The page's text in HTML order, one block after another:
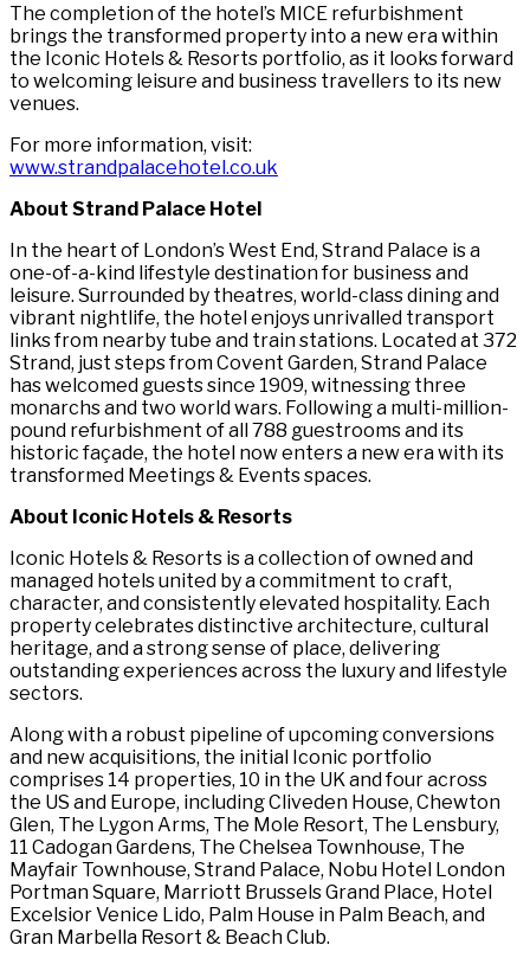
The completion of the hotel’s MICE refurbishment
brings the transformed property into a new era within
the Iconic Hotels & Resorts portfolio, as it looks forward
to welcoming leisure and business travellers to its new
venues.​​​​‌ ‍ ​‍​‍‌‍ ‌ ​‍‌‍‍‌‌‍‌ ‌‍‍‌‌‍ ‍​‍​‍​ ‍‍​‍​‍‌ ​ ‌‍​‌‌‍ ‍‌‍‍‌‌ ‌​‌ ‍‌​‍ ‍‌‍‍‌‌‍ ​‍​‍​‍ ​​‍​‍‌‍‍​‌ ​‍‌‍‌‌‌‍‌‍​‍​‍​ ‍‍​‍​‍‌‍‍​‌ ‌​‌ ‌​‌ ​​‌ ​ ​ ‍‍​‍ ​‍ ‌‍ ​​‍ ‌‌‍​‌‌‍ ‍‌‍‌​​‍ ‌‌ ​‍​‍ ‌‌‍‍​‌‍ ‌ ‌​‌‍‌‌‌‍ ​‌ ​ ​‍ ‌‌ ​ ‌ ‌​‌ ‌‌‌‍‌​‌‍‍‌‌‍ ​‍ ‍‌ ‌‍‌‍‌‌‌ ​‍‌‍​ ‌‍‌‌‌‍ ​​‍ ‍‌‍​‌‌ ​​‌ ​​​‍ ‌‍‍‌‌‍ ‍‌ ‌​‌‍‌‌‌‍ ‍‌ ‌​​‍ ‌‍‌‌‌‍‌​‌‍‍‌‌ ‌​​‍ ‌‍ ‌‌‍ ‌‍‌​‌‍‌‌​ ‌‌ ​​‌ ​‍‌‍‌‌‌ ​ ‌‍‌‌‌‍ ‍‌ ‌​‌‍​‌‌ ‌​‌‍‍‌‌‍ ‌‍ ‍​ ‍ ‌‍‍‌‌‍‌​​ ‌​ ‍​​ ​‌‌‍‌‌​ ‌ ​ ​‍​ ‌‍​ ‌‍​ ​ ​‍ ‌​ ‍​‌‍‌‍​ ​​‌‍‌‍​‍ ‌​ ‌​​ ​​​ ​‌​ ​‌​‍ ‌‌‍​‍​ ‌​​ ​ ‌‍​‍​‍ ‌​ ‍​‌‍‌‍‌‍​ ​ ‍‌​ ‍‌​ ​‍​ ‌ ​ ‌​‌‍​ ‌‍‌‌‌‍‌​‌‍‌​​ ‍ ‌ ‌​‌ ‍‌‌ ​​‌‍‌‌​ ‌‌‍​ ‌‍ ‌ ​‍‌ ​​‌‍ ‌ ​‍‌‍​‌‌ ‌​‌‍‌‌‌‌​​‌‍ ‌ ​ ‌ ‌​​ ‍ ‌ ​​‌‍​‌‌ ‌​‌‍‍​​ ‌‌‍​ ‌‍ ‌‍ ‍‌ ‌​‌‍‌‌‌‍ ‍‌ ‌​​‍‌‌​ ‌‌‌​​‍‌‌ ‌‍‍ ‌‍‌‌‌ ‍‌​‍‌‌​ ​ ‌​‌​​‍‌‌​ ​ ‌​‌​​‍‌‌​ ​‍​ ​‍​ ‌‌​ ‌‌​ ​‌​ ​​​ ‌ ​ ​​​ ‌ ‌‍‌​​ ​‌​ ​ ‌‍​ ​ ‌​​‍‌‌​ ​‍​ ​‍​‍‌‌​ ‌‌‌​‌​​‍ ‍‌‍​ ‌‍‍​‌‍‍‌‌‍ ​‌‍‌​‌ ​‍‌‍‌‌‌‍ ‍​‍‌‌​ ‌‌‌​​‍‌‌ ‌‍‍ ‌‍‌‌‌ ‍‌​‍‌‌​ ​ ‌​‌​​‍‌‌​ ​ ‌​‌​​‍‌‌​ ​‍​ ​‍‌‍​‌‌‍‌‍‌‍‌‌​ ‌‍​ ​‍‌‍‌‍​ ‌‍​ ‌‌​ ​‍​ ​‍​ ‌​‌‍​ ​‍‌‌​ ​‍​ ​‍​‍‌‌​ ‌‌‌​‌​​‍ ‍‌ ‌​‌‍‌‌‌ ‍​‌ ‌​​ ‌‍​‍‌‍​‌‌ ​ ‌‍‌‌‌‌‌‌‌ ​‍‌‍ ​​ ‌‌‍‍​‌ ‌​‌ ‌​‌ ​​‌ ​ ​‍‌‌​ ​ ‌​​‌​‍‌‌​ ​‍‌​‌‍​‍‌‌​ ​‍‌​‌‍‌‍ ​​‍ ‌‌‍​‌‌‍ ‍‌‍‌​​‍ ‌‌ ​‍​‍ ‌‌‍‍​‌‍ ‌ ‌​‌‍‌‌‌‍ ​‌ ​ ​‍ ‌‌ ​ ‌ ‌​‌ ‌‌‌‍‌​‌‍‍‌‌‍ ​‍ ‍‌ ‌‍‌‍‌‌‌ ​‍‌‍​ ‌‍‌‌‌‍ ​​‍ ‍‌‍​‌‌ ​​‌ ​​​‍‌‍‌‍‍‌‌‍‌​​ ‌​ ‍​​ ​‌‌‍‌‌​ ‌ ​ ​‍​ ‌‍​ ‌‍​ ​ ​‍ ‌​ ‍​‌‍‌‍​ ​​‌‍‌‍​‍ ‌​ ‌​​ ​​​ ​‌​ ​‌​‍ ‌‌‍​‍​ ‌​​ ​ ‌‍​‍​‍ ‌​ ‍​‌‍‌‍‌‍​ ​ ‍‌​ ‍‌​ ​‍​ ‌ ​ ‌​‌‍​ ‌‍‌‌‌‍‌​‌‍‌​​‍‌‍‌ ‌​‌ ‍‌‌ ​​‌‍‌‌​ ‌‌‍​ ‌‍ ‌ ​‍‌ ​​‌‍ ‌ ​‍‌‍​‌‌ ‌​‌‍‌‌‌‌​​‌‍ ‌ ​ ‌ ‌​​‍‌‍‌ ​​‌‍​‌‌ ‌​‌‍‍​​ ‌‌‍​ ‌‍ ‌‍ ‍‌ ‌​‌‍‌‌‌‍ ‍‌ ‌​​‍‌‌​ ‌‌‌​​‍‌‌ ‌‍‍ ‌‍‌‌‌ ‍‌​‍‌‌​ ​ ‌​‌​​‍‌‌​ ​ ‌​‌​​‍‌‌​ ​‍​ ​‍​ ‌‌​ ‌‌​ ​‌​ ​​​ ‌ ​ ​​​ ‌ ‌‍‌​​ ​‌​ ​ ‌‍​ ​ ‌​​‍‌‌​ ​‍​ ​‍​‍‌‌​ ‌‌‌​‌​​‍ ‍‌‍​ ‌‍‍​‌‍‍‌‌‍ ​‌‍‌​‌ ​‍‌‍‌‌‌‍ ‍​‍‌‌​ ‌‌‌​​‍‌‌ ‌‍‍ ‌‍‌‌‌ ‍‌​‍‌‌​ ​ ‌​‌​​‍‌‌​ ​ ‌​‌​​‍‌‌​ ​‍​ ​‍‌‍​‌‌‍‌‍‌‍‌‌​ ‌‍​ ​‍‌‍‌‍​ ‌‍​ ‌‌​ ​‍​ ​‍​ ‌​‌‍​ ​‍‌‌​ ​‍​ ​‍​‍‌‌​ ‌‌‌​‌​​‍ ‍‌ ‌​‌‍‌‌‌ ‍​‌ ‌​​‍‌‍‌ ​​‌‍‌‌‌ ​‍‌ ​ ‌ ​​‌‍‌‌‌‍​ ‌ ‌​‌‍‍‌‌ ‌‍‌‍‌‌​ ‌‌ ​​‌ ‌‌‌‍​‍‌‍ ​‌‍‍‌‌ ​ ‌‍‍​‌‍‌‌‌‍‌​​‍​‍‌ ‌
For more information, visit:
www.strandpalacehotel.co.uk​​​​‌ ‍ ​‍​‍‌‍ ‌ ​‍‌‍‍‌‌‍‌ ‌‍‍‌‌‍ ‍​‍​‍​ ‍‍​‍​‍‌ ​ ‌‍​‌‌‍ ‍‌‍‍‌‌ ‌​‌ ‍‌​‍ ‍‌‍‍‌‌‍ ​‍​‍​‍ ​​‍​‍‌‍‍​‌ ​‍‌‍‌‌‌‍‌‍​‍​‍​ ‍‍​‍​‍‌‍‍​‌ ‌​‌ ‌​‌ ​​‌ ​ ​ ‍‍​‍ ​‍ ‌‍ ​​‍ ‌‌‍​‌‌‍ ‍‌‍‌​​‍ ‌‌ ​‍​‍ ‌‌‍‍​‌‍ ‌ ‌​‌‍‌‌‌‍ ​‌ ​ ​‍ ‌‌ ​ ‌ ‌​‌ ‌‌‌‍‌​‌‍‍‌‌‍ ​‍ ‍‌ ‌‍‌‍‌‌‌ ​‍‌‍​ ‌‍‌‌‌‍ ​​‍ ‍‌‍​‌‌ ​​‌ ​​​‍ ‌‍‍‌‌‍ ‍‌ ‌​‌‍‌‌‌‍ ‍‌ ‌​​‍ ‌‍‌‌‌‍‌​‌‍‍‌‌ ‌​​‍ ‌‍ ‌‌‍ ‌‍‌​‌‍‌‌​ ‌‌ ​​‌ ​‍‌‍‌‌‌ ​ ‌‍‌‌‌‍ ‍‌ ‌​‌‍​‌‌ ‌​‌‍‍‌‌‍ ‌‍ ‍​ ‍ ‌‍‍‌‌‍‌​​ ‌​ ‍​​ ​‌‌‍‌‌​ ‌ ​ ​‍​ ‌‍​ ‌‍​ ​ ​‍ ‌​ ‍​‌‍‌‍​ ​​‌‍‌‍​‍ ‌​ ‌​​ ​​​ ​‌​ ​‌​‍ ‌‌‍​‍​ ‌​​ ​ ‌‍​‍​‍ ‌​ ‍​‌‍‌‍‌‍​ ​ ‍‌​ ‍‌​ ​‍​ ‌ ​ ‌​‌‍​ ‌‍‌‌‌‍‌​‌‍‌​​ ‍ ‌ ‌​‌ ‍‌‌ ​​‌‍‌‌​ ‌‌‍​ ‌‍ ‌ ​‍‌ ​​‌‍ ‌ ​‍‌‍​‌‌ ‌​‌‍‌‌‌‌​​‌‍ ‌ ​ ‌ ‌​​ ‍ ‌ ​​‌‍​‌‌ ‌​‌‍‍​​ ‌‌‍​ ‌‍ ‌‍ ‍‌ ‌​‌‍‌‌‌‍ ‍‌ ‌​​‍‌‌​ ‌‌‌​​‍‌‌ ‌‍‍ ‌‍‌‌‌ ‍‌​‍‌‌​ ​ ‌​‌​​‍‌‌​ ​ ‌​‌​​‍‌‌​ ​‍​ ​‍​ ‍‌‌‍‌​​ ‌‍‌‍‌‌​ ‌‍‌‍‌‌​ ​ ‌‍‌‌​ ‌‌‌‍‌‌‌‍‌​‌‍​ ​‍‌‌​ ​‍​ ​‍​‍‌‌​ ‌‌‌​‌​​‍ ‍‌‍​ ‌‍‍​‌‍‍‌‌‍ ​‌‍‌​‌ ​‍‌‍‌‌‌‍ ‍​‍‌‌​ ‌‌‌​​‍‌‌ ‌‍‍ ‌‍‌‌‌ ‍‌​‍‌‌​ ​ ‌​‌​​‍‌‌​ ​ ‌​‌​​‍‌‌​ ​‍​ ​‍‌‍‌‌‌‍‌‌​ ‌‌​ ​‌​ ​ ‌‍‌‍​ ​ ​ ‌‌‌‍‌‌​ ‌​​ ‍‌​ ​‍​‍‌‌​ ​‍​ ​‍​‍‌‌​ ‌‌‌​‌​​‍ ‍‌ ‌​‌‍‌‌‌ ‍​‌ ‌​​ ‌‍​‍‌‍​‌‌ ​ ‌‍‌‌‌‌‌‌‌ ​‍‌‍ ​​ ‌‌‍‍​‌ ‌​‌ ‌​‌ ​​‌ ​ ​‍‌‌​ ​ ‌​​‌​‍‌‌​ ​‍‌​‌‍​‍‌‌​ ​‍‌​‌‍‌‍ ​​‍ ‌‌‍​‌‌‍ ‍‌‍‌​​‍ ‌‌ ​‍​‍ ‌‌‍‍​‌‍ ‌ ‌​‌‍‌‌‌‍ ​‌ ​ ​‍ ‌‌ ​ ‌ ‌​‌ ‌‌‌‍‌​‌‍‍‌‌‍ ​‍ ‍‌ ‌‍‌‍‌‌‌ ​‍‌‍​ ‌‍‌‌‌‍ ​​‍ ‍‌‍​‌‌ ​​‌ ​​​‍‌‍‌‍‍‌‌‍‌​​ ‌​ ‍​​ ​‌‌‍‌‌​ ‌ ​ ​‍​ ‌‍​ ‌‍​ ​ ​‍ ‌​ ‍​‌‍‌‍​ ​​‌‍‌‍​‍ ‌​ ‌​​ ​​​ ​‌​ ​‌​‍ ‌‌‍​‍​ ‌​​ ​ ‌‍​‍​‍ ‌​ ‍​‌‍‌‍‌‍​ ​ ‍‌​ ‍‌​ ​‍​ ‌ ​ ‌​‌‍​ ‌‍‌‌‌‍‌​‌‍‌​​‍‌‍‌ ‌​‌ ‍‌‌ ​​‌‍‌‌​ ‌‌‍​ ‌‍ ‌ ​‍‌ ​​‌‍ ‌ ​‍‌‍​‌‌ ‌​‌‍‌‌‌‌​​‌‍ ‌ ​ ‌ ‌​​‍‌‍‌ ​​‌‍​‌‌ ‌​‌‍‍​​ ‌‌‍​ ‌‍ ‌‍ ‍‌ ‌​‌‍‌‌‌‍ ‍‌ ‌​​‍‌‌​ ‌‌‌​​‍‌‌ ‌‍‍ ‌‍‌‌‌ ‍‌​‍‌‌​ ​ ‌​‌​​‍‌‌​ ​ ‌​‌​​‍‌‌​ ​‍​ ​‍​ ‍‌‌‍‌​​ ‌‍‌‍‌‌​ ‌‍‌‍‌‌​ ​ ‌‍‌‌​ ‌‌‌‍‌‌‌‍‌​‌‍​ ​‍‌‌​ ​‍​ ​‍​‍‌‌​ ‌‌‌​‌​​‍ ‍‌‍​ ‌‍‍​‌‍‍‌‌‍ ​‌‍‌​‌ ​‍‌‍‌‌‌‍ ‍​‍‌‌​ ‌‌‌​​‍‌‌ ‌‍‍ ‌‍‌‌‌ ‍‌​‍‌‌​ ​ ‌​‌​​‍‌‌​ ​ ‌​‌​​‍‌‌​ ​‍​ ​‍‌‍‌‌‌‍‌‌​ ‌‌​ ​‌​ ​ ‌‍‌‍​ ​ ​ ‌‌‌‍‌‌​ ‌​​ ‍‌​ ​‍​‍‌‌​ ​‍​ ​‍​‍‌‌​ ‌‌‌​‌​​‍ ‍‌ ‌​‌‍‌‌‌ ‍​‌ ‌​​‍‌‍‌ ​​‌‍‌‌‌ ​‍‌ ​ ‌ ​​‌‍‌‌‌‍​ ‌ ‌​‌‍‍‌‌ ‌‍‌‍‌‌​ ‌‌ ​​‌ ‌‌‌‍​‍‌‍ ​‌‍‍‌‌ ​ ‌‍‍​‌‍‌‌‌‍‌​​‍​‍‌ ‌
About Strand Palace Hotel​​​​‌ ‍ ​‍​‍‌‍ ‌ ​‍‌‍‍‌‌‍‌ ‌‍‍‌‌‍ ‍​‍​‍​ ‍‍​‍​‍‌ ​ ‌‍​‌‌‍ ‍‌‍‍‌‌ ‌​‌ ‍‌​‍ ‍‌‍‍‌‌‍ ​‍​‍​‍ ​​‍​‍‌‍‍​‌ ​‍‌‍‌‌‌‍‌‍​‍​‍​ ‍‍​‍​‍‌‍‍​‌ ‌​‌ ‌​‌ ​​‌ ​ ​ ‍‍​‍ ​‍ ‌‍ ​​‍ ‌‌‍​‌‌‍ ‍‌‍‌​​‍ ‌‌ ​‍​‍ ‌‌‍‍​‌‍ ‌ ‌​‌‍‌‌‌‍ ​‌ ​ ​‍ ‌‌ ​ ‌ ‌​‌ ‌‌‌‍‌​‌‍‍‌‌‍ ​‍ ‍‌ ‌‍‌‍‌‌‌ ​‍‌‍​ ‌‍‌‌‌‍ ​​‍ ‍‌‍​‌‌ ​​‌ ​​​‍ ‌‍‍‌‌‍ ‍‌ ‌​‌‍‌‌‌‍ ‍‌ ‌​​‍ ‌‍‌‌‌‍‌​‌‍‍‌‌ ‌​​‍ ‌‍ ‌‌‍ ‌‍‌​‌‍‌‌​ ‌‌ ​​‌ ​‍‌‍‌‌‌ ​ ‌‍‌‌‌‍ ‍‌ ‌​‌‍​‌‌ ‌​‌‍‍‌‌‍ ‌‍ ‍​ ‍ ‌‍‍‌‌‍‌​​ ‌​ ‍​​ ​‌‌‍‌‌​ ‌ ​ ​‍​ ‌‍​ ‌‍​ ​ ​‍ ‌​ ‍​‌‍‌‍​ ​​‌‍‌‍​‍ ‌​ ‌​​ ​​​ ​‌​ ​‌​‍ ‌‌‍​‍​ ‌​​ ​ ‌‍​‍​‍ ‌​ ‍​‌‍‌‍‌‍​ ​ ‍‌​ ‍‌​ ​‍​ ‌ ​ ‌​‌‍​ ‌‍‌‌‌‍‌​‌‍‌​​ ‍ ‌ ‌​‌ ‍‌‌ ​​‌‍‌‌​ ‌‌‍​ ‌‍ ‌ ​‍‌ ​​‌‍ ‌ ​‍‌‍​‌‌ ‌​‌‍‌‌‌‌​​‌‍ ‌ ​ ‌ ‌​​ ‍ ‌ ​​‌‍​‌‌ ‌​‌‍‍​​ ‌‌‍​ ‌‍ ‌‍ ‍‌ ‌​‌‍‌‌‌‍ ‍‌ ‌​​‍‌‌​ ‌‌‌​​‍‌‌ ‌‍‍ ‌‍‌‌‌ ‍‌​‍‌‌​ ​ ‌​‌​​‍‌‌​ ​ ‌​‌​​‍‌‌​ ​‍​ ​‍​ ​‍​ ​ ‌‍​‍‌‍​‍​ ‍‌‌‍‌​​ ‌‍​ ‍​​ ‍‌‌‍​‍​ ‌‍​ ‌ ​‍‌‌​ ​‍​ ​‍​‍‌‌​ ‌‌‌​‌​​‍ ‍‌‍​ ‌‍‍​‌‍‍‌‌‍ ​‌‍‌​‌ ​‍‌‍‌‌‌‍ ‍​‍‌‌​ ‌‌‌​​‍‌‌ ‌‍‍ ‌‍‌‌‌ ‍‌​‍‌‌​ ​ ‌​‌​​‍‌‌​ ​ ‌​‌​​‍‌‌​ ​‍​ ​‍​ ​‌​ ‍​​ ‌‍​ ‌‌​ ‌​‌‍​‌​ ‌​‌‍‌‌​ ‍‌‌‍‌‌​ ​ ​ ​​​‍‌‌​ ​‍​ ​‍​‍‌‌​ ‌‌‌​‌​​‍ ‍‌ ‌​‌‍‌‌‌ ‍​‌ ‌​​ ‌‍​‍‌‍​‌‌ ​ ‌‍‌‌‌‌‌‌‌ ​‍‌‍ ​​ ‌‌‍‍​‌ ‌​‌ ‌​‌ ​​‌ ​ ​‍‌‌​ ​ ‌​​‌​‍‌‌​ ​‍‌​‌‍​‍‌‌​ ​‍‌​‌‍‌‍ ​​‍ ‌‌‍​‌‌‍ ‍‌‍‌​​‍ ‌‌ ​‍​‍ ‌‌‍‍​‌‍ ‌ ‌​‌‍‌‌‌‍ ​‌ ​ ​‍ ‌‌ ​ ‌ ‌​‌ ‌‌‌‍‌​‌‍‍‌‌‍ ​‍ ‍‌ ‌‍‌‍‌‌‌ ​‍‌‍​ ‌‍‌‌‌‍ ​​‍ ‍‌‍​‌‌ ​​‌ ​​​‍‌‍‌‍‍‌‌‍‌​​ ‌​ ‍​​ ​‌‌‍‌‌​ ‌ ​ ​‍​ ‌‍​ ‌‍​ ​ ​‍ ‌​ ‍​‌‍‌‍​ ​​‌‍‌‍​‍ ‌​ ‌​​ ​​​ ​‌​ ​‌​‍ ‌‌‍​‍​ ‌​​ ​ ‌‍​‍​‍ ‌​ ‍​‌‍‌‍‌‍​ ​ ‍‌​ ‍‌​ ​‍​ ‌ ​ ‌​‌‍​ ‌‍‌‌‌‍‌​‌‍‌​​‍‌‍‌ ‌​‌ ‍‌‌ ​​‌‍‌‌​ ‌‌‍​ ‌‍ ‌ ​‍‌ ​​‌‍ ‌ ​‍‌‍​‌‌ ‌​‌‍‌‌‌‌​​‌‍ ‌ ​ ‌ ‌​​‍‌‍‌ ​​‌‍​‌‌ ‌​‌‍‍​​ ‌‌‍​ ‌‍ ‌‍ ‍‌ ‌​‌‍‌‌‌‍ ‍‌ ‌​​‍‌‌​ ‌‌‌​​‍‌‌ ‌‍‍ ‌‍‌‌‌ ‍‌​‍‌‌​ ​ ‌​‌​​‍‌‌​ ​ ‌​‌​​‍‌‌​ ​‍​ ​‍​ ​‍​ ​ ‌‍​‍‌‍​‍​ ‍‌‌‍‌​​ ‌‍​ ‍​​ ‍‌‌‍​‍​ ‌‍​ ‌ ​‍‌‌​ ​‍​ ​‍​‍‌‌​ ‌‌‌​‌​​‍ ‍‌‍​ ‌‍‍​‌‍‍‌‌‍ ​‌‍‌​‌ ​‍‌‍‌‌‌‍ ‍​‍‌‌​ ‌‌‌​​‍‌‌ ‌‍‍ ‌‍‌‌‌ ‍‌​‍‌‌​ ​ ‌​‌​​‍‌‌​ ​ ‌​‌​​‍‌‌​ ​‍​ ​‍​ ​‌​ ‍​​ ‌‍​ ‌‌​ ‌​‌‍​‌​ ‌​‌‍‌‌​ ‍‌‌‍‌‌​ ​ ​ ​​​‍‌‌​ ​‍​ ​‍​‍‌‌​ ‌‌‌​‌​​‍ ‍‌ ‌​‌‍‌‌‌ ‍​‌ ‌​​‍‌‍‌ ​​‌‍‌‌‌ ​‍‌ ​ ‌ ​​‌‍‌‌‌‍​ ‌ ‌​‌‍‍‌‌ ‌‍‌‍‌‌​ ‌‌ ​​‌ ‌‌‌‍​‍‌‍ ​‌‍‍‌‌ ​ ‌‍‍​‌‍‌‌‌‍‌​​‍​‍‌ ‌
In the heart of London’s West End, Strand Palace is a
one-of-a-kind lifestyle destination for business and
leisure. Surrounded by theatres, world-class dining and
vibrant nightlife, the hotel enjoys unrivalled transport
links from nearby tube and train stations. Located at 372
Strand, just steps from Covent Garden, Strand Palace
has welcomed guests since 1909, witnessing three
monarchs and two world wars. Following a multi-million-
pound refurbishment of all 788 guestrooms and its
historic façade, the hotel now enters a new era with its
transformed Meetings & Events spaces.​​​​‌ ‍ ​‍​‍‌‍ ‌ ​‍‌‍‍‌‌‍‌ ‌‍‍‌‌‍ ‍​‍​‍​ ‍‍​‍​‍‌ ​ ‌‍​‌‌‍ ‍‌‍‍‌‌ ‌​‌ ‍‌​‍ ‍‌‍‍‌‌‍ ​‍​‍​‍ ​​‍​‍‌‍‍​‌ ​‍‌‍‌‌‌‍‌‍​‍​‍​ ‍‍​‍​‍‌‍‍​‌ ‌​‌ ‌​‌ ​​‌ ​ ​ ‍‍​‍ ​‍ ‌‍ ​​‍ ‌‌‍​‌‌‍ ‍‌‍‌​​‍ ‌‌ ​‍​‍ ‌‌‍‍​‌‍ ‌ ‌​‌‍‌‌‌‍ ​‌ ​ ​‍ ‌‌ ​ ‌ ‌​‌ ‌‌‌‍‌​‌‍‍‌‌‍ ​‍ ‍‌ ‌‍‌‍‌‌‌ ​‍‌‍​ ‌‍‌‌‌‍ ​​‍ ‍‌‍​‌‌ ​​‌ ​​​‍ ‌‍‍‌‌‍ ‍‌ ‌​‌‍‌‌‌‍ ‍‌ ‌​​‍ ‌‍‌‌‌‍‌​‌‍‍‌‌ ‌​​‍ ‌‍ ‌‌‍ ‌‍‌​‌‍‌‌​ ‌‌ ​​‌ ​‍‌‍‌‌‌ ​ ‌‍‌‌‌‍ ‍‌ ‌​‌‍​‌‌ ‌​‌‍‍‌‌‍ ‌‍ ‍​ ‍ ‌‍‍‌‌‍‌​​ ‌​ ‍​​ ​‌‌‍‌‌​ ‌ ​ ​‍​ ‌‍​ ‌‍​ ​ ​‍ ‌​ ‍​‌‍‌‍​ ​​‌‍‌‍​‍ ‌​ ‌​​ ​​​ ​‌​ ​‌​‍ ‌‌‍​‍​ ‌​​ ​ ‌‍​‍​‍ ‌​ ‍​‌‍‌‍‌‍​ ​ ‍‌​ ‍‌​ ​‍​ ‌ ​ ‌​‌‍​ ‌‍‌‌‌‍‌​‌‍‌​​ ‍ ‌ ‌​‌ ‍‌‌ ​​‌‍‌‌​ ‌‌‍​ ‌‍ ‌ ​‍‌ ​​‌‍ ‌ ​‍‌‍​‌‌ ‌​‌‍‌‌‌‌​​‌‍ ‌ ​ ‌ ‌​​ ‍ ‌ ​​‌‍​‌‌ ‌​‌‍‍​​ ‌‌‍​ ‌‍ ‌‍ ‍‌ ‌​‌‍‌‌‌‍ ‍‌ ‌​​‍‌‌​ ‌‌‌​​‍‌‌ ‌‍‍ ‌‍‌‌‌ ‍‌​‍‌‌​ ​ ‌​‌​​‍‌‌​ ​ ‌​‌​​‍‌‌​ ​‍​ ​‍​ ‍​​ ​​​ ‍​​ ​‌‌‍‌‌‌‍​‍​ ‌‌‌‍​ ​ ‍​​ ‌ ‌‍‌​​ ‍‌​‍‌‌​ ​‍​ ​‍​‍‌‌​ ‌‌‌​‌​​‍ ‍‌‍​ ‌‍‍​‌‍‍‌‌‍ ​‌‍‌​‌ ​‍‌‍‌‌‌‍ ‍​‍‌‌​ ‌‌‌​​‍‌‌ ‌‍‍ ‌‍‌‌‌ ‍‌​‍‌‌​ ​ ‌​‌​​‍‌‌​ ​ ‌​‌​​‍‌‌​ ​‍​ ​‍‌‍​‍​ ‍‌​ ​‍‌‍‌‍‌‍‌‌​ ​‌​ ‌​​ ‌‌‌‍‌‌​ ‍‌‌‍‌‌​ ​‍​‍‌‌​ ​‍​ ​‍​‍‌‌​ ‌‌‌​‌​​‍ ‍‌ ‌​‌‍‌‌‌ ‍​‌ ‌​​ ‌‍​‍‌‍​‌‌ ​ ‌‍‌‌‌‌‌‌‌ ​‍‌‍ ​​ ‌‌‍‍​‌ ‌​‌ ‌​‌ ​​‌ ​ ​‍‌‌​ ​ ‌​​‌​‍‌‌​ ​‍‌​‌‍​‍‌‌​ ​‍‌​‌‍‌‍ ​​‍ ‌‌‍​‌‌‍ ‍‌‍‌​​‍ ‌‌ ​‍​‍ ‌‌‍‍​‌‍ ‌ ‌​‌‍‌‌‌‍ ​‌ ​ ​‍ ‌‌ ​ ‌ ‌​‌ ‌‌‌‍‌​‌‍‍‌‌‍ ​‍ ‍‌ ‌‍‌‍‌‌‌ ​‍‌‍​ ‌‍‌‌‌‍ ​​‍ ‍‌‍​‌‌ ​​‌ ​​​‍‌‍‌‍‍‌‌‍‌​​ ‌​ ‍​​ ​‌‌‍‌‌​ ‌ ​ ​‍​ ‌‍​ ‌‍​ ​ ​‍ ‌​ ‍​‌‍‌‍​ ​​‌‍‌‍​‍ ‌​ ‌​​ ​​​ ​‌​ ​‌​‍ ‌‌‍​‍​ ‌​​ ​ ‌‍​‍​‍ ‌​ ‍​‌‍‌‍‌‍​ ​ ‍‌​ ‍‌​ ​‍​ ‌ ​ ‌​‌‍​ ‌‍‌‌‌‍‌​‌‍‌​​‍‌‍‌ ‌​‌ ‍‌‌ ​​‌‍‌‌​ ‌‌‍​ ‌‍ ‌ ​‍‌ ​​‌‍ ‌ ​‍‌‍​‌‌ ‌​‌‍‌‌‌‌​​‌‍ ‌ ​ ‌ ‌​​‍‌‍‌ ​​‌‍​‌‌ ‌​‌‍‍​​ ‌‌‍​ ‌‍ ‌‍ ‍‌ ‌​‌‍‌‌‌‍ ‍‌ ‌​​‍‌‌​ ‌‌‌​​‍‌‌ ‌‍‍ ‌‍‌‌‌ ‍‌​‍‌‌​ ​ ‌​‌​​‍‌‌​ ​ ‌​‌​​‍‌‌​ ​‍​ ​‍​ ‍​​ ​​​ ‍​​ ​‌‌‍‌‌‌‍​‍​ ‌‌‌‍​ ​ ‍​​ ‌ ‌‍‌​​ ‍‌​‍‌‌​ ​‍​ ​‍​‍‌‌​ ‌‌‌​‌​​‍ ‍‌‍​ ‌‍‍​‌‍‍‌‌‍ ​‌‍‌​‌ ​‍‌‍‌‌‌‍ ‍​‍‌‌​ ‌‌‌​​‍‌‌ ‌‍‍ ‌‍‌‌‌ ‍‌​‍‌‌​ ​ ‌​‌​​‍‌‌​ ​ ‌​‌​​‍‌‌​ ​‍​ ​‍‌‍​‍​ ‍‌​ ​‍‌‍‌‍‌‍‌‌​ ​‌​ ‌​​ ‌‌‌‍‌‌​ ‍‌‌‍‌‌​ ​‍​‍‌‌​ ​‍​ ​‍​‍‌‌​ ‌‌‌​‌​​‍ ‍‌ ‌​‌‍‌‌‌ ‍​‌ ‌​​‍‌‍‌ ​​‌‍‌‌‌ ​‍‌ ​ ‌ ​​‌‍‌‌‌‍​ ‌ ‌​‌‍‍‌‌ ‌‍‌‍‌‌​ ‌‌ ​​‌ ‌‌‌‍​‍‌‍ ​‌‍‍‌‌ ​ ‌‍‍​‌‍‌‌‌‍‌​​‍​‍‌ ‌
About Iconic Hotels & Resorts​​​​‌ ‍ ​‍​‍‌‍ ‌ ​‍‌‍‍‌‌‍‌ ‌‍‍‌‌‍ ‍​‍​‍​ ‍‍​‍​‍‌ ​ ‌‍​‌‌‍ ‍‌‍‍‌‌ ‌​‌ ‍‌​‍ ‍‌‍‍‌‌‍ ​‍​‍​‍ ​​‍​‍‌‍‍​‌ ​‍‌‍‌‌‌‍‌‍​‍​‍​ ‍‍​‍​‍‌‍‍​‌ ‌​‌ ‌​‌ ​​‌ ​ ​ ‍‍​‍ ​‍ ‌‍ ​​‍ ‌‌‍​‌‌‍ ‍‌‍‌​​‍ ‌‌ ​‍​‍ ‌‌‍‍​‌‍ ‌ ‌​‌‍‌‌‌‍ ​‌ ​ ​‍ ‌‌ ​ ‌ ‌​‌ ‌‌‌‍‌​‌‍‍‌‌‍ ​‍ ‍‌ ‌‍‌‍‌‌‌ ​‍‌‍​ ‌‍‌‌‌‍ ​​‍ ‍‌‍​‌‌ ​​‌ ​​​‍ ‌‍‍‌‌‍ ‍‌ ‌​‌‍‌‌‌‍ ‍‌ ‌​​‍ ‌‍‌‌‌‍‌​‌‍‍‌‌ ‌​​‍ ‌‍ ‌‌‍ ‌‍‌​‌‍‌‌​ ‌‌ ​​‌ ​‍‌‍‌‌‌ ​ ‌‍‌‌‌‍ ‍‌ ‌​‌‍​‌‌ ‌​‌‍‍‌‌‍ ‌‍ ‍​ ‍ ‌‍‍‌‌‍‌​​ ‌​ ‍​​ ​‌‌‍‌‌​ ‌ ​ ​‍​ ‌‍​ ‌‍​ ​ ​‍ ‌​ ‍​‌‍‌‍​ ​​‌‍‌‍​‍ ‌​ ‌​​ ​​​ ​‌​ ​‌​‍ ‌‌‍​‍​ ‌​​ ​ ‌‍​‍​‍ ‌​ ‍​‌‍‌‍‌‍​ ​ ‍‌​ ‍‌​ ​‍​ ‌ ​ ‌​‌‍​ ‌‍‌‌‌‍‌​‌‍‌​​ ‍ ‌ ‌​‌ ‍‌‌ ​​‌‍‌‌​ ‌‌‍​ ‌‍ ‌ ​‍‌ ​​‌‍ ‌ ​‍‌‍​‌‌ ‌​‌‍‌‌‌‌​​‌‍ ‌ ​ ‌ ‌​​ ‍ ‌ ​​‌‍​‌‌ ‌​‌‍‍​​ ‌‌‍​ ‌‍ ‌‍ ‍‌ ‌​‌‍‌‌‌‍ ‍‌ ‌​​‍‌‌​ ‌‌‌​​‍‌‌ ‌‍‍ ‌‍‌‌‌ ‍‌​‍‌‌​ ​ ‌​‌​​‍‌‌​ ​ ‌​‌​​‍‌‌​ ​‍​ ​‍​ ‌​​ ‍​​ ‌‌‌‍​‍​ ​‌‌‍​‍​ ​ ‌‍​‌​ ‌ ​ ​‌​ ‍​​ ‌‍​‍‌‌​ ​‍​ ​‍​‍‌‌​ ‌‌‌​‌​​‍ ‍‌‍​ ‌‍‍​‌‍‍‌‌‍ ​‌‍‌​‌ ​‍‌‍‌‌‌‍ ‍​‍‌‌​ ‌‌‌​​‍‌‌ ‌‍‍ ‌‍‌‌‌ ‍‌​‍‌‌​ ​ ‌​‌​​‍‌‌​ ​ ‌​‌​​‍‌‌​ ​‍​ ​‍‌‍‌​​ ‍‌‌‍‌‌‌‍‌‍​ ‌ ‌‍​‍​ ​​​ ‌ ‌‍​‍‌‍​‌​ ‌‍‌‍‌‍​‍‌‌​ ​‍​ ​‍​‍‌‌​ ‌‌‌​‌​​‍ ‍‌ ‌​‌‍‌‌‌ ‍​‌ ‌​​ ‌‍​‍‌‍​‌‌ ​ ‌‍‌‌‌‌‌‌‌ ​‍‌‍ ​​ ‌‌‍‍​‌ ‌​‌ ‌​‌ ​​‌ ​ ​‍‌‌​ ​ ‌​​‌​‍‌‌​ ​‍‌​‌‍​‍‌‌​ ​‍‌​‌‍‌‍ ​​‍ ‌‌‍​‌‌‍ ‍‌‍‌​​‍ ‌‌ ​‍​‍ ‌‌‍‍​‌‍ ‌ ‌​‌‍‌‌‌‍ ​‌ ​ ​‍ ‌‌ ​ ‌ ‌​‌ ‌‌‌‍‌​‌‍‍‌‌‍ ​‍ ‍‌ ‌‍‌‍‌‌‌ ​‍‌‍​ ‌‍‌‌‌‍ ​​‍ ‍‌‍​‌‌ ​​‌ ​​​‍‌‍‌‍‍‌‌‍‌​​ ‌​ ‍​​ ​‌‌‍‌‌​ ‌ ​ ​‍​ ‌‍​ ‌‍​ ​ ​‍ ‌​ ‍​‌‍‌‍​ ​​‌‍‌‍​‍ ‌​ ‌​​ ​​​ ​‌​ ​‌​‍ ‌‌‍​‍​ ‌​​ ​ ‌‍​‍​‍ ‌​ ‍​‌‍‌‍‌‍​ ​ ‍‌​ ‍‌​ ​‍​ ‌ ​ ‌​‌‍​ ‌‍‌‌‌‍‌​‌‍‌​​‍‌‍‌ ‌​‌ ‍‌‌ ​​‌‍‌‌​ ‌‌‍​ ‌‍ ‌ ​‍‌ ​​‌‍ ‌ ​‍‌‍​‌‌ ‌​‌‍‌‌‌‌​​‌‍ ‌ ​ ‌ ‌​​‍‌‍‌ ​​‌‍​‌‌ ‌​‌‍‍​​ ‌‌‍​ ‌‍ ‌‍ ‍‌ ‌​‌‍‌‌‌‍ ‍‌ ‌​​‍‌‌​ ‌‌‌​​‍‌‌ ‌‍‍ ‌‍‌‌‌ ‍‌​‍‌‌​ ​ ‌​‌​​‍‌‌​ ​ ‌​‌​​‍‌‌​ ​‍​ ​‍​ ‌​​ ‍​​ ‌‌‌‍​‍​ ​‌‌‍​‍​ ​ ‌‍​‌​ ‌ ​ ​‌​ ‍​​ ‌‍​‍‌‌​ ​‍​ ​‍​‍‌‌​ ‌‌‌​‌​​‍ ‍‌‍​ ‌‍‍​‌‍‍‌‌‍ ​‌‍‌​‌ ​‍‌‍‌‌‌‍ ‍​‍‌‌​ ‌‌‌​​‍‌‌ ‌‍‍ ‌‍‌‌‌ ‍‌​‍‌‌​ ​ ‌​‌​​‍‌‌​ ​ ‌​‌​​‍‌‌​ ​‍​ ​‍‌‍‌​​ ‍‌‌‍‌‌‌‍‌‍​ ‌ ‌‍​‍​ ​​​ ‌ ‌‍​‍‌‍​‌​ ‌‍‌‍‌‍​‍‌‌​ ​‍​ ​‍​‍‌‌​ ‌‌‌​‌​​‍ ‍‌ ‌​‌‍‌‌‌ ‍​‌ ‌​​‍‌‍‌ ​​‌‍‌‌‌ ​‍‌ ​ ‌ ​​‌‍‌‌‌‍​ ‌ ‌​‌‍‍‌‌ ‌‍‌‍‌‌​ ‌‌ ​​‌ ‌‌‌‍​‍‌‍ ​‌‍‍‌‌ ​ ‌‍‍​‌‍‌‌‌‍‌​​‍​‍‌ ‌
Iconic Hotels & Resorts is a collection of owned and
managed hotels united by a commitment to craft,
character, and consistently elevated hospitality. Each
property celebrates distinctive architecture, cultural
heritage, and a strong sense of place, delivering
outstanding experiences across the luxury and lifestyle
sectors.​​​​‌ ‍ ​‍​‍‌‍ ‌ ​‍‌‍‍‌‌‍‌ ‌‍‍‌‌‍ ‍​‍​‍​ ‍‍​‍​‍‌ ​ ‌‍​‌‌‍ ‍‌‍‍‌‌ ‌​‌ ‍‌​‍ ‍‌‍‍‌‌‍ ​‍​‍​‍ ​​‍​‍‌‍‍​‌ ​‍‌‍‌‌‌‍‌‍​‍​‍​ ‍‍​‍​‍‌‍‍​‌ ‌​‌ ‌​‌ ​​‌ ​ ​ ‍‍​‍ ​‍ ‌‍ ​​‍ ‌‌‍​‌‌‍ ‍‌‍‌​​‍ ‌‌ ​‍​‍ ‌‌‍‍​‌‍ ‌ ‌​‌‍‌‌‌‍ ​‌ ​ ​‍ ‌‌ ​ ‌ ‌​‌ ‌‌‌‍‌​‌‍‍‌‌‍ ​‍ ‍‌ ‌‍‌‍‌‌‌ ​‍‌‍​ ‌‍‌‌‌‍ ​​‍ ‍‌‍​‌‌ ​​‌ ​​​‍ ‌‍‍‌‌‍ ‍‌ ‌​‌‍‌‌‌‍ ‍‌ ‌​​‍ ‌‍‌‌‌‍‌​‌‍‍‌‌ ‌​​‍ ‌‍ ‌‌‍ ‌‍‌​‌‍‌‌​ ‌‌ ​​‌ ​‍‌‍‌‌‌ ​ ‌‍‌‌‌‍ ‍‌ ‌​‌‍​‌‌ ‌​‌‍‍‌‌‍ ‌‍ ‍​ ‍ ‌‍‍‌‌‍‌​​ ‌​ ‍​​ ​‌‌‍‌‌​ ‌ ​ ​‍​ ‌‍​ ‌‍​ ​ ​‍ ‌​ ‍​‌‍‌‍​ ​​‌‍‌‍​‍ ‌​ ‌​​ ​​​ ​‌​ ​‌​‍ ‌‌‍​‍​ ‌​​ ​ ‌‍​‍​‍ ‌​ ‍​‌‍‌‍‌‍​ ​ ‍‌​ ‍‌​ ​‍​ ‌ ​ ‌​‌‍​ ‌‍‌‌‌‍‌​‌‍‌​​ ‍ ‌ ‌​‌ ‍‌‌ ​​‌‍‌‌​ ‌‌‍​ ‌‍ ‌ ​‍‌ ​​‌‍ ‌ ​‍‌‍​‌‌ ‌​‌‍‌‌‌‌​​‌‍ ‌ ​ ‌ ‌​​ ‍ ‌ ​​‌‍​‌‌ ‌​‌‍‍​​ ‌‌‍​ ‌‍ ‌‍ ‍‌ ‌​‌‍‌‌‌‍ ‍‌ ‌​​‍‌‌​ ‌‌‌​​‍‌‌ ‌‍‍ ‌‍‌‌‌ ‍‌​‍‌‌​ ​ ‌​‌​​‍‌‌​ ​ ‌​‌​​‍‌‌​ ​‍​ ​‍​ ‌‌​ ​‌​ ‌ ‌‍‌​​ ​ ​ ​ ​ ‌ ​ ‍‌​ ‍‌​ ​​‌‍‌​​ ‍​​‍‌‌​ ​‍​ ​‍​‍‌‌​ ‌‌‌​‌​​‍ ‍‌‍​ ‌‍‍​‌‍‍‌‌‍ ​‌‍‌​‌ ​‍‌‍‌‌‌‍ ‍​‍‌‌​ ‌‌‌​​‍‌‌ ‌‍‍ ‌‍‌‌‌ ‍‌​‍‌‌​ ​ ‌​‌​​‍‌‌​ ​ ‌​‌​​‍‌‌​ ​‍​ ​‍​ ‍​​ ‍​​ ‍​‌‍‌‌​ ​‌​ ​‌‌‍​‍​ ‌‌‌‍‌​‌‍‌‌​ ​ ​ ‍‌​‍‌‌​ ​‍​ ​‍​‍‌‌​ ‌‌‌​‌​​‍ ‍‌ ‌​‌‍‌‌‌ ‍​‌ ‌​​ ‌‍​‍‌‍​‌‌ ​ ‌‍‌‌‌‌‌‌‌ ​‍‌‍ ​​ ‌‌‍‍​‌ ‌​‌ ‌​‌ ​​‌ ​ ​‍‌‌​ ​ ‌​​‌​‍‌‌​ ​‍‌​‌‍​‍‌‌​ ​‍‌​‌‍‌‍ ​​‍ ‌‌‍​‌‌‍ ‍‌‍‌​​‍ ‌‌ ​‍​‍ ‌‌‍‍​‌‍ ‌ ‌​‌‍‌‌‌‍ ​‌ ​ ​‍ ‌‌ ​ ‌ ‌​‌ ‌‌‌‍‌​‌‍‍‌‌‍ ​‍ ‍‌ ‌‍‌‍‌‌‌ ​‍‌‍​ ‌‍‌‌‌‍ ​​‍ ‍‌‍​‌‌ ​​‌ ​​​‍‌‍‌‍‍‌‌‍‌​​ ‌​ ‍​​ ​‌‌‍‌‌​ ‌ ​ ​‍​ ‌‍​ ‌‍​ ​ ​‍ ‌​ ‍​‌‍‌‍​ ​​‌‍‌‍​‍ ‌​ ‌​​ ​​​ ​‌​ ​‌​‍ ‌‌‍​‍​ ‌​​ ​ ‌‍​‍​‍ ‌​ ‍​‌‍‌‍‌‍​ ​ ‍‌​ ‍‌​ ​‍​ ‌ ​ ‌​‌‍​ ‌‍‌‌‌‍‌​‌‍‌​​‍‌‍‌ ‌​‌ ‍‌‌ ​​‌‍‌‌​ ‌‌‍​ ‌‍ ‌ ​‍‌ ​​‌‍ ‌ ​‍‌‍​‌‌ ‌​‌‍‌‌‌‌​​‌‍ ‌ ​ ‌ ‌​​‍‌‍‌ ​​‌‍​‌‌ ‌​‌‍‍​​ ‌‌‍​ ‌‍ ‌‍ ‍‌ ‌​‌‍‌‌‌‍ ‍‌ ‌​​‍‌‌​ ‌‌‌​​‍‌‌ ‌‍‍ ‌‍‌‌‌ ‍‌​‍‌‌​ ​ ‌​‌​​‍‌‌​ ​ ‌​‌​​‍‌‌​ ​‍​ ​‍​ ‌‌​ ​‌​ ‌ ‌‍‌​​ ​ ​ ​ ​ ‌ ​ ‍‌​ ‍‌​ ​​‌‍‌​​ ‍​​‍‌‌​ ​‍​ ​‍​‍‌‌​ ‌‌‌​‌​​‍ ‍‌‍​ ‌‍‍​‌‍‍‌‌‍ ​‌‍‌​‌ ​‍‌‍‌‌‌‍ ‍​‍‌‌​ ‌‌‌​​‍‌‌ ‌‍‍ ‌‍‌‌‌ ‍‌​‍‌‌​ ​ ‌​‌​​‍‌‌​ ​ ‌​‌​​‍‌‌​ ​‍​ ​‍​ ‍​​ ‍​​ ‍​‌‍‌‌​ ​‌​ ​‌‌‍​‍​ ‌‌‌‍‌​‌‍‌‌​ ​ ​ ‍‌​‍‌‌​ ​‍​ ​‍​‍‌‌​ ‌‌‌​‌​​‍ ‍‌ ‌​‌‍‌‌‌ ‍​‌ ‌​​‍‌‍‌ ​​‌‍‌‌‌ ​‍‌ ​ ‌ ​​‌‍‌‌‌‍​ ‌ ‌​‌‍‍‌‌ ‌‍‌‍‌‌​ ‌‌ ​​‌ ‌‌‌‍​‍‌‍ ​‌‍‍‌‌ ​ ‌‍‍​‌‍‌‌‌‍‌​​‍​‍‌ ‌
Along with a robust pipeline of upcoming conversions
and new acquisitions, the initial Iconic portfolio
comprises 14 properties, 10 in the UK and four across
the US and Europe, including Cliveden House, Chewton
Glen, The Lygon Arms, The Mole Resort, The Lensbury,
11 Cadogan Gardens, The Chelsea Townhouse, The
Mayfair Townhouse, Strand Palace, Nobu Hotel London
Portman Square, Marriott Brussels Grand Place, Hotel
Excelsior Venice Lido, Palm House in Palm Beach, and
Gran Marbella Resort & Beach Club.​​​​‌ ‍ ​‍​‍‌‍ ‌ ​‍‌‍‍‌‌‍‌ ‌‍‍‌‌‍ ‍​‍​‍​ ‍‍​‍​‍‌ ​ ‌‍​‌‌‍ ‍‌‍‍‌‌ ‌​‌ ‍‌​‍ ‍‌‍‍‌‌‍ ​‍​‍​‍ ​​‍​‍‌‍‍​‌ ​‍‌‍‌‌‌‍‌‍​‍​‍​ ‍‍​‍​‍‌‍‍​‌ ‌​‌ ‌​‌ ​​‌ ​ ​ ‍‍​‍ ​‍ ‌‍ ​​‍ ‌‌‍​‌‌‍ ‍‌‍‌​​‍ ‌‌ ​‍​‍ ‌‌‍‍​‌‍ ‌ ‌​‌‍‌‌‌‍ ​‌ ​ ​‍ ‌‌ ​ ‌ ‌​‌ ‌‌‌‍‌​‌‍‍‌‌‍ ​‍ ‍‌ ‌‍‌‍‌‌‌ ​‍‌‍​ ‌‍‌‌‌‍ ​​‍ ‍‌‍​‌‌ ​​‌ ​​​‍ ‌‍‍‌‌‍ ‍‌ ‌​‌‍‌‌‌‍ ‍‌ ‌​​‍ ‌‍‌‌‌‍‌​‌‍‍‌‌ ‌​​‍ ‌‍ ‌‌‍ ‌‍‌​‌‍‌‌​ ‌‌ ​​‌ ​‍‌‍‌‌‌ ​ ‌‍‌‌‌‍ ‍‌ ‌​‌‍​‌‌ ‌​‌‍‍‌‌‍ ‌‍ ‍​ ‍ ‌‍‍‌‌‍‌​​ ‌​ ‍​​ ​‌‌‍‌‌​ ‌ ​ ​‍​ ‌‍​ ‌‍​ ​ ​‍ ‌​ ‍​‌‍‌‍​ ​​‌‍‌‍​‍ ‌​ ‌​​ ​​​ ​‌​ ​‌​‍ ‌‌‍​‍​ ‌​​ ​ ‌‍​‍​‍ ‌​ ‍​‌‍‌‍‌‍​ ​ ‍‌​ ‍‌​ ​‍​ ‌ ​ ‌​‌‍​ ‌‍‌‌‌‍‌​‌‍‌​​ ‍ ‌ ‌​‌ ‍‌‌ ​​‌‍‌‌​ ‌‌‍​ ‌‍ ‌ ​‍‌ ​​‌‍ ‌ ​‍‌‍​‌‌ ‌​‌‍‌‌‌‌​​‌‍ ‌ ​ ‌ ‌​​ ‍ ‌ ​​‌‍​‌‌ ‌​‌‍‍​​ ‌‌‍​ ‌‍ ‌‍ ‍‌ ‌​‌‍‌‌‌‍ ‍‌ ‌​​‍‌‌​ ‌‌‌​​‍‌‌ ‌‍‍ ‌‍‌‌‌ ‍‌​‍‌‌​ ​ ‌​‌​​‍‌‌​ ​ ‌​‌​​‍‌‌​ ​‍​ ​‍​ ‍‌‌‍​‍​ ​ ‌‍​‌​ ​‍‌‍‌‌​ ‍​‌‍​‍​ ​ ​ ‍‌​ ‌‍​ ​​​‍‌‌​ ​‍​ ​‍​‍‌‌​ ‌‌‌​‌​​‍ ‍‌‍​ ‌‍‍​‌‍‍‌‌‍ ​‌‍‌​‌ ​‍‌‍‌‌‌‍ ‍​‍‌‌​ ‌‌‌​​‍‌‌ ‌‍‍ ‌‍‌‌‌ ‍‌​‍‌‌​ ​ ‌​‌​​‍‌‌​ ​ ‌​‌​​‍‌‌​ ​‍​ ​‍​ ​‍​ ​​‌‍‌​​ ‌‌‌‍‌‍‌‍​‍​ ‌‌​ ​ ​ ‍‌​ ‌‌​ ‌‌​ ‍‌​‍‌‌​ ​‍​ ​‍​‍‌‌​ ‌‌‌​‌​​‍ ‍‌ ‌​‌‍‌‌‌ ‍​‌ ‌​​ ‌‍​‍‌‍​‌‌ ​ ‌‍‌‌‌‌‌‌‌ ​‍‌‍ ​​ ‌‌‍‍​‌ ‌​‌ ‌​‌ ​​‌ ​ ​‍‌‌​ ​ ‌​​‌​‍‌‌​ ​‍‌​‌‍​‍‌‌​ ​‍‌​‌‍‌‍ ​​‍ ‌‌‍​‌‌‍ ‍‌‍‌​​‍ ‌‌ ​‍​‍ ‌‌‍‍​‌‍ ‌ ‌​‌‍‌‌‌‍ ​‌ ​ ​‍ ‌‌ ​ ‌ ‌​‌ ‌‌‌‍‌​‌‍‍‌‌‍ ​‍ ‍‌ ‌‍‌‍‌‌‌ ​‍‌‍​ ‌‍‌‌‌‍ ​​‍ ‍‌‍​‌‌ ​​‌ ​​​‍‌‍‌‍‍‌‌‍‌​​ ‌​ ‍​​ ​‌‌‍‌‌​ ‌ ​ ​‍​ ‌‍​ ‌‍​ ​ ​‍ ‌​ ‍​‌‍‌‍​ ​​‌‍‌‍​‍ ‌​ ‌​​ ​​​ ​‌​ ​‌​‍ ‌‌‍​‍​ ‌​​ ​ ‌‍​‍​‍ ‌​ ‍​‌‍‌‍‌‍​ ​ ‍‌​ ‍‌​ ​‍​ ‌ ​ ‌​‌‍​ ‌‍‌‌‌‍‌​‌‍‌​​‍‌‍‌ ‌​‌ ‍‌‌ ​​‌‍‌‌​ ‌‌‍​ ‌‍ ‌ ​‍‌ ​​‌‍ ‌ ​‍‌‍​‌‌ ‌​‌‍‌‌‌‌​​‌‍ ‌ ​ ‌ ‌​​‍‌‍‌ ​​‌‍​‌‌ ‌​‌‍‍​​ ‌‌‍​ ‌‍ ‌‍ ‍‌ ‌​‌‍‌‌‌‍ ‍‌ ‌​​‍‌‌​ ‌‌‌​​‍‌‌ ‌‍‍ ‌‍‌‌‌ ‍‌​‍‌‌​ ​ ‌​‌​​‍‌‌​ ​ ‌​‌​​‍‌‌​ ​‍​ ​‍​ ‍‌‌‍​‍​ ​ ‌‍​‌​ ​‍‌‍‌‌​ ‍​‌‍​‍​ ​ ​ ‍‌​ ‌‍​ ​​​‍‌‌​ ​‍​ ​‍​‍‌‌​ ‌‌‌​‌​​‍ ‍‌‍​ ‌‍‍​‌‍‍‌‌‍ ​‌‍‌​‌ ​‍‌‍‌‌‌‍ ‍​‍‌‌​ ‌‌‌​​‍‌‌ ‌‍‍ ‌‍‌‌‌ ‍‌​‍‌‌​ ​ ‌​‌​​‍‌‌​ ​ ‌​‌​​‍‌‌​ ​‍​ ​‍​ ​‍​ ​​‌‍‌​​ ‌‌‌‍‌‍‌‍​‍​ ‌‌​ ​ ​ ‍‌​ ‌‌​ ‌‌​ ‍‌​‍‌‌​ ​‍​ ​‍​‍‌‌​ ‌‌‌​‌​​‍ ‍‌ ‌​‌‍‌‌‌ ‍​‌ ‌​​‍‌‍‌ ​​‌‍‌‌‌ ​‍‌ ​ ‌ ​​‌‍‌‌‌‍​ ‌ ‌​‌‍‍‌‌ ‌‍‌‍‌‌​ ‌‌ ​​‌ ‌‌‌‍​‍‌‍ ​‌‍‍‌‌ ​ ‌‍‍​‌‍‌‌‌‍‌​​‍​‍‌ ‌